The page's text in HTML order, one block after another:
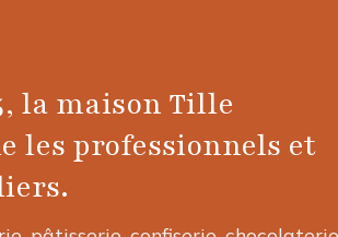
la maison Tille
les professionnels et